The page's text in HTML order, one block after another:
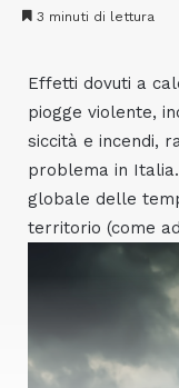
3 minuti di lettura
Effetti dovuti a
piogge violente,
siccità e incendi,
problema in Italia.
globale delle
territorio (come